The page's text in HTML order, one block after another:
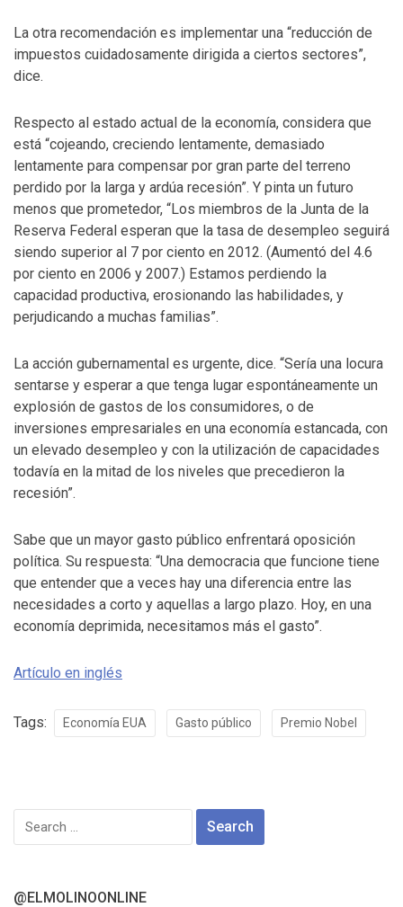
La otra recomendación es implementar una “reducción de
impuestos cuidadosamente dirigida a ciertos sectores”,
dice.
Respecto al estado actual de la economía, considera que
está “cojeando, creciendo lentamente, demasiado
lentamente para compensar por gran parte del terreno
perdido por la larga y ardúa recesión”. Y pinta un futuro
menos que prometedor, “Los miembros de la Junta de la
Reserva Federal esperan que la tasa de desempleo seguirá
siendo superior al 7 por ciento en 2012. (Aumentó del 4.6
por ciento en 2006 y 2007.) Estamos perdiendo la
capacidad productiva, erosionando las habilidades, y
perjudicando a muchas familias”.
La acción gubernamental es urgente, dice. “Sería una locura
sentarse y esperar a que tenga lugar espontáneamente un
explosión de gastos de los consumidores, o de
inversiones empresariales en una economía estancada, con
un elevado desempleo y con la utilización de capacidades
todavía en la mitad de los niveles que precedieron la
recesión”.
Sabe que un mayor gasto público enfrentará oposición
política. Su respuesta: “Una democracia que funcione tiene
que entender que a veces hay una diferencia entre las
necesidades a corto y aquellas a largo plazo. Hoy, en una
economía deprimida, necesitamos más el gasto”.
Artículo en inglés
Tags: Economía EUA Gasto público Premio Nobel
Search
for:
@ELMOLINOONLINE